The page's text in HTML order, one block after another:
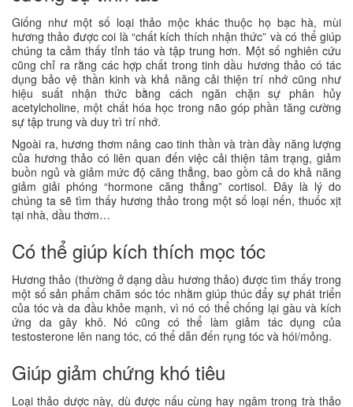
Giống như một số loại thảo mộc khác thuộc họ bạc hà, mùi
hương thảo được coi là “chất kích thích nhận thức” và có thể giúp
chúng ta cảm thấy tỉnh táo và tập trung hơn. Một số nghiên cứu
cũng chỉ ra rằng các hợp chất trong tinh dầu hương thảo có tác
dụng bảo vệ thần kinh và khả năng cải thiện trí nhớ cũng như
hiệu suất nhận thức bằng cách ngăn chặn sự phân hủy
acetylcholine, một chất hóa học trong não góp phần tăng cường
sự tập trung và duy trì trí nhớ.
Ngoài ra, hương thơm nâng cao tinh thần và tràn đầy năng lượng
của hương thảo có liên quan đến việc cải thiện tâm trạng, giảm
buồn ngủ và giảm mức độ căng thẳng, bao gồm cả do khả năng
giảm giải phóng “hormone căng thẳng” cortisol. Đây là lý do
chúng ta sẽ tìm thấy hương thảo trong một số loại nến, thuốc xịt
tại nhà, dầu thơm…
Có thể giúp kích thích mọc tóc
Hương thảo (thường ở dạng dầu hương thảo) được tìm thấy trong
một số sản phẩm chăm sóc tóc nhằm giúp thúc đẩy sự phát triển
của tóc và da đầu khỏe mạnh, vì nó có thể chống lại gàu và kích
ứng da gây khô. Nó cũng có thể làm giảm tác dụng của
testosterone lên nang tóc, có thể dẫn đến rụng tóc và hói/mỏng.
Giúp giảm chứng khó tiêu
Loại thảo dược này, dù được nấu cùng hay ngâm trong trà thảo